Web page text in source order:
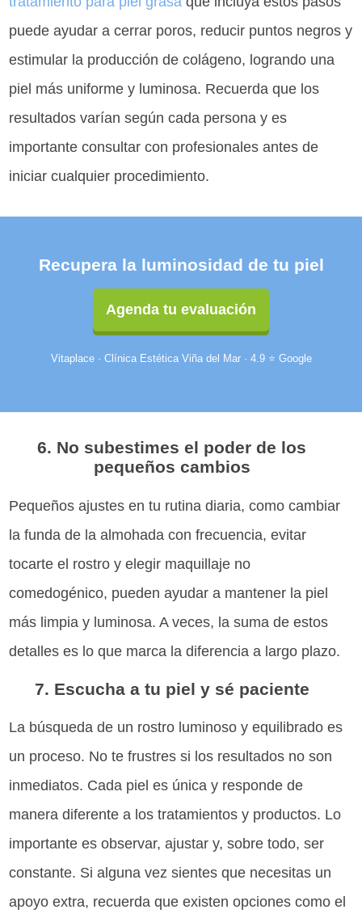
puede ayudar a cerrar poros, reducir puntos negros y
estimular la producción de colágeno, logrando una
piel más uniforme y luminosa. Recuerda que los
resultados varían según cada persona y es
importante consultar con profesionales antes de
iniciar cualquier procedimiento.
Recupera la luminosidad de tu piel
Agenda tu evaluación
Vitaplace · Clínica Estética Viña del Mar · 4.9 ⭐ Google
6. No subestimes el poder de los
pequeños cambios
Pequeños ajustes en tu rutina diaria, como cambiar
la funda de la almohada con frecuencia, evitar
tocarte el rostro y elegir maquillaje no
comedogénico, pueden ayudar a mantener la piel
más limpia y luminosa. A veces, la suma de estos
detalles es lo que marca la diferencia a largo plazo.
7. Escucha a tu piel y sé paciente
La búsqueda de un rostro luminoso y equilibrado es
un proceso. No te frustres si los resultados no son
inmediatos. Cada piel es única y responde de
manera diferente a los tratamientos y productos. Lo
importante es observar, ajustar y, sobre todo, ser
constante. Si alguna vez sientes que necesitas un
apoyo extra, recuerda que existen opciones como el